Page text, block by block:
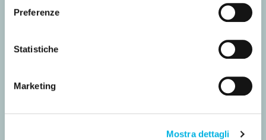
Preferenze
Statistiche
Marketing
Mostra dettagli
Nome